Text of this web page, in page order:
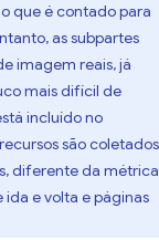
que é contado para
as subpartes
imagem reais, já
mais difícil de
incluído no
são coletados
diferente da métrica
e volta e páginas